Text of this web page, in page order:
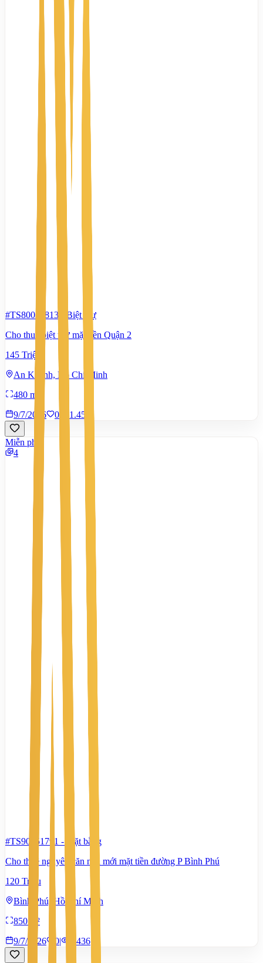
#TS80031813
Biệt thự
Cho thuê biệt thự mặt tiền Quận 2
145 Triệu
An Khánh, Hồ Chí Minh
480 m²
9/7/2026
0 1.450
Miễn phí
4
#TS90751791 -
Mặt bằng
Cho thuê nguyên căn nhà mới mặt tiền đường P Bình Phú
120 Triệu
Bình Phú, Hồ Chí Minh
850 m²
9/7/2026
0| 1.436